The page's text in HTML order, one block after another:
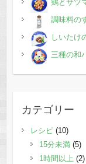
鶏とサツ
調味料の
しいたけ
三種の和
カテゴリー
レシピ(10)
15分未満(5)
1時間以上 (2)